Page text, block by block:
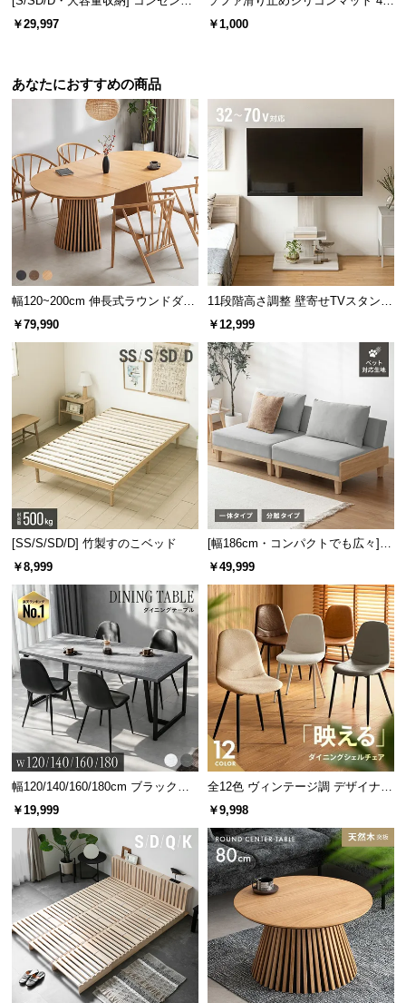
機能付きベッド マットレス付き
￥29,997
セット
￥1,000
あなたにおすすめの商品
幅120~200cm 伸長式ラウンドダイ
ニングテーブル 6人掛け 天然木突
板 美しい格子デザイン
￥79,990
11段階高さ調整 壁寄せTVスタンド
キャスター付き 上下左右角度調節
￥12,999
[SS/S/SD/D] 竹製すのこベッド
￥8,999
[幅186cm・コンパクトでも広々] 3
人掛けソファベッド リクライニン
￥49,999
幅120/140/160/180cm ブラックフ
レーム ダイニング 大理石調 4人掛
￥19,999
全12色 ヴィンテージ調 デザイナー
ズシェルチェア
￥9,998